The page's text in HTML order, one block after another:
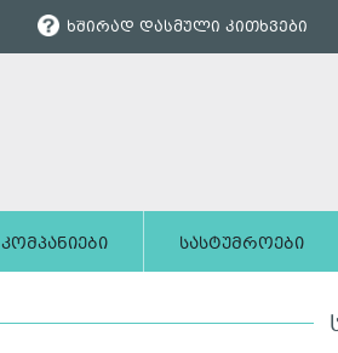
ხშირად დასმული კითხვები
კომპანიები სასტუმროები